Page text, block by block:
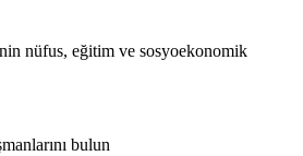
nüfus, eğitim ve sosyoekonomik
bulun